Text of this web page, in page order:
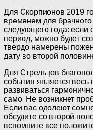
Для Скорпионов 2019
временем для
следующего года: если
период, можно будет
твердо намерены
дату во второй
Для Стрельцов
события является весь
развиваться
само. Не возникнет
Если вас одолеют
обсудите со второй
вспомните все